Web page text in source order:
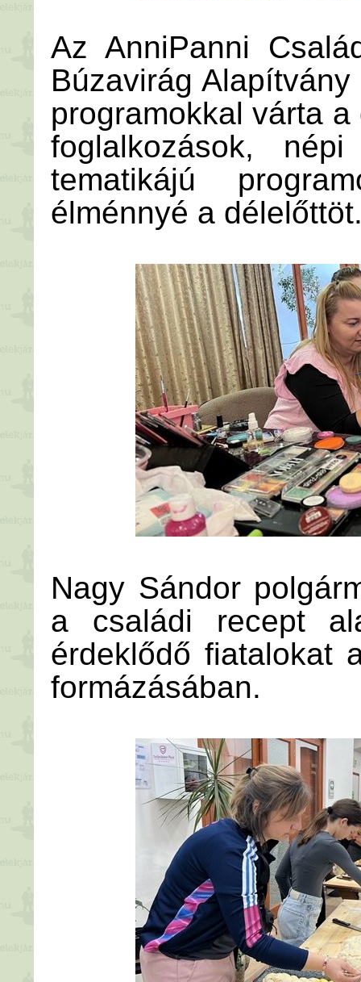
Az AnniPanni
Búzavirág
programokkal várta
foglalkozások,
tematikájú
élménnyé a
Nagy Sándor
a családi recept
érdeklődő fiatalokat
formázásában.